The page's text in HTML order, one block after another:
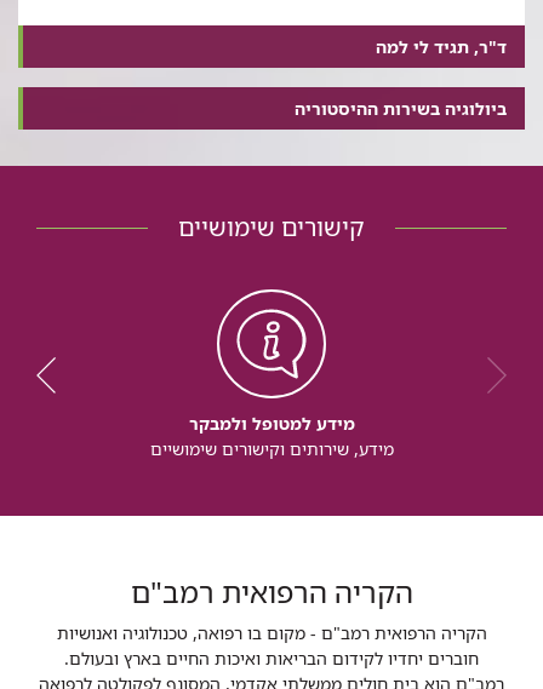
ד"ר, תגיד לי למה
ביולוגיה בשירות ההיסטוריה
קישורים שימושיים
מידע למטופל ולמבקר
מידע, שירותים וקישורים שימושיים
הקריה הרפואית רמב"ם
הקריה הרפואית רמב"ם - מקום בו רפואה, טכנולוגיה ואנושיות
חוברים יחדיו לקידום הבריאות ואיכות החיים בארץ ובעולם.
רמב"ם הוא בית חולים ממשלתי אקדמי, המסונף לפקולטה לרפואה